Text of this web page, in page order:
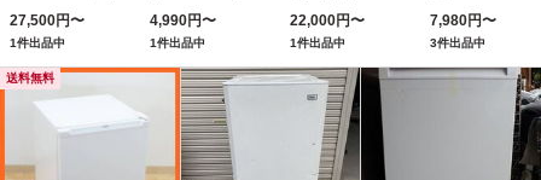
KUSN-S12D-W （大
型）
27,500円〜
1件出品中
取り 右開き
4,990円〜
1件出品中
22,000円〜
1件出品中
7,980円〜
3件出品中
送料無料